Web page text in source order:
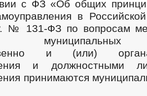
с ФЗ «Об общих
в
№ 131-ФЗ по вопросам
муниципальных
и (или)
и должностными
принимаются